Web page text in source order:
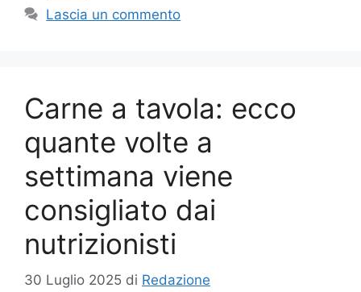
Lascia un commento
Carne a tavola: ecco
quante volte a
settimana viene
consigliato dai
nutrizionisti
30 Luglio 2025 di Redazione